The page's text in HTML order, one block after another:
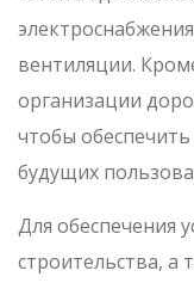
вентиляции.
организации
чтобы
будущих
Для обеспечения
строительства, а